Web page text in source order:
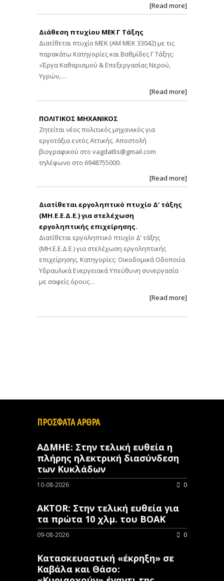
[Read more]
Διάθεση πτυχίου ΜΕΚ Γ Τάξης
Διατίθεται πτυχίο ΜΕΚ (ΑΜ ΜΕΚ 33042) με τις
παρακάτω Κατηγορίες και Βαθμίδες Γ Τάξης:
«Έργα Καθαρισμού & Επεξεργασίας Νερού,
Υγρών,…
[Read more]
ΠΟΛΙΤΙΚΟΣ ΜΗΧΑΝΙΚΟΣ
Ζητείται νέος πολιτικός μηχανικός για
εργοτάξια εντός Αττικής. Αποστολή
βιογραφικού στο vagdatlis@gmail.com
τηλέφωνο στο 6948755000.
[Read more]
Διατίθεται εργοληπτικό πτυχίο Δ’ τάξης
(ΜΗ.Ε.Ε.Δ.Ε.) για στελέχωση
εργοληπτικής επιχείρησης.
Διατίθεται εργοληπτικό πτυχίο Δ’ τάξης
(ΜΗ.Ε.Ε.Δ.Ε.) για στελέχωση εργοληπτικής
επιχείρησης. Κατηγορίες: Οικοδομικά Οδοποιία
Υδραυλικά Ενεργειακά Υπεύθυνη συνεργασία
με σαφείς όρους…
[Read more]
ΠΡΟΣΦΑΤΑ ΑΡΘΡΑ
ΑΔΜΗΕ: Στην τελική ευθεία η
πλήρης ηλεκτρική διασύνδεση
των Κυκλάδων
10-08-2026 0
AKTOR: Στην τελική ευθεία για
τα πρώτα 10 χλμ. του ΒΟΑΚ
09-08-2026 0
Κατασκευαστική «έκρηξη» σε
Καβάλα και Θάσο: